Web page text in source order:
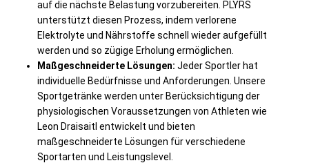
auf die nächste Belastung vorzubereiten. PLYRS
unterstützt diesen Prozess, indem verlorene
Elektrolyte und Nährstoffe schnell wieder aufgefüllt
werden und so zügige Erholung ermöglichen.
Maßgeschneiderte Lösungen: Jeder Sportler hat
individuelle Bedürfnisse und Anforderungen. Unsere
Sportgetränke werden unter Berücksichtigung der
physiologischen Voraussetzungen von Athleten wie
Leon Draisaitl entwickelt und bieten
maßgeschneiderte Lösungen für verschiedene
Sportarten und Leistungslevel.